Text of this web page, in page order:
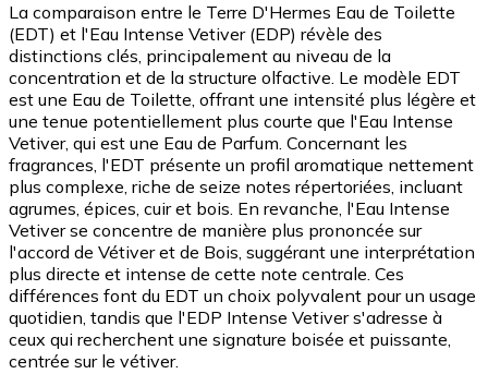
La comparaison entre le Terre D'Hermes Eau de Toilette
(EDT) et l'Eau Intense Vetiver (EDP) révèle des
distinctions clés, principalement au niveau de la
concentration et de la structure olfactive. Le modèle EDT
est une Eau de Toilette, offrant une intensité plus légère et
une tenue potentiellement plus courte que l'Eau Intense
Vetiver, qui est une Eau de Parfum. Concernant les
fragrances, l'EDT présente un profil aromatique nettement
plus complexe, riche de seize notes répertoriées, incluant
agrumes, épices, cuir et bois. En revanche, l'Eau Intense
Vetiver se concentre de manière plus prononcée sur
l'accord de Vétiver et de Bois, suggérant une interprétation
plus directe et intense de cette note centrale. Ces
différences font du EDT un choix polyvalent pour un usage
quotidien, tandis que l'EDP Intense Vetiver s'adresse à
ceux qui recherchent une signature boisée et puissante,
centrée sur le vétiver.